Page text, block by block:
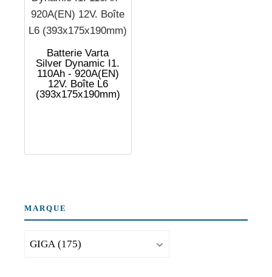
Batterie Varta
Silver Dynamic I1.
110Ah - 920A(EN)
12V. Boîte L6
(393x175x190mm)
MARQUE